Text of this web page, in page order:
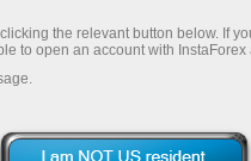
the relevant button below. If
to open an account with InstaForex